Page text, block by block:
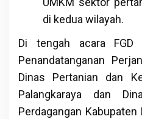
di kedua wilayah.
Di tengah acara FGD
Penandatanganan
Dinas Pertanian dan
Palangkaraya dan
Perdagangan